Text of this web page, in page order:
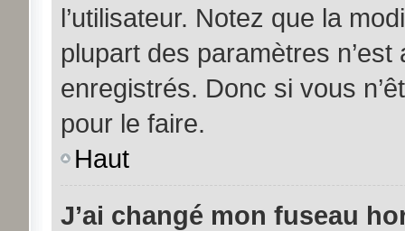
l’utilisateur. Notez que la
plupart des paramètres
enregistrés. Donc si vous
pour le faire.
Haut
J’ai changé mon fuseau